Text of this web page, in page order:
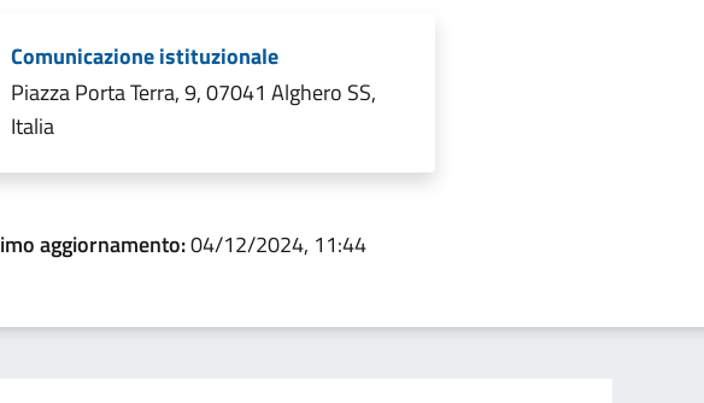
Comunicazione istituzionale
Piazza Porta Terra, 9, 07041 Alghero SS,
Italia
aggiornamento:04/12/2024, 11:44